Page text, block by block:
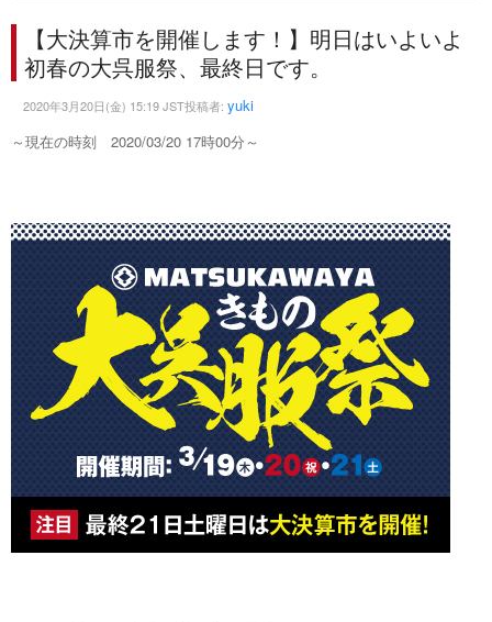
【大決算市を開催します！】明日はいよいよ
初春の大呉服祭、最終日です。
2020年3月20日(金) 15:19 JST投稿者: yuki
～現在の時刻 2020/03/20 17時00分～